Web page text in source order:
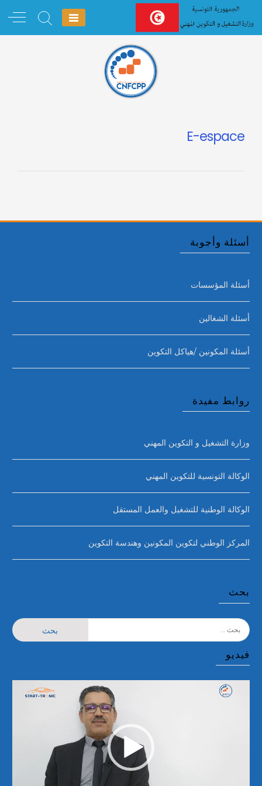
E-espace
أسئلة وأجوبة
أسئلة المؤسسات
أسئلة الشغالين
أسئلة المكونين /هياكل التكوين
روابط مفيدة
وزارة التشغيل و التكوين المهني
الوكالة التونسية للتكوين المهني
الوكالة الوطنية للتشغيل والعمل المستقل
المركز الوطني لتكوين المكونين وهندسة التكوين
بحث
البحث
عن:
فيديو
مشغل